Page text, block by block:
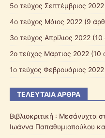
5o τεύχος Σεπτέμβριος 2022
4ο τεύχος Μάιος 2022 (9
3ο τεύχος Απρίλιος 2022 (10
2o τεύχος Μάρτιος 2022 (10
1o τεύχος Φεβρουάριος 2022
ΤΕΛΕΥΤΑΊΑ ΆΡΘΡΑ
Βιβλιοκριτική : Μεσάνυχτα
Ιωάννα Παπαθυμιοπούλου